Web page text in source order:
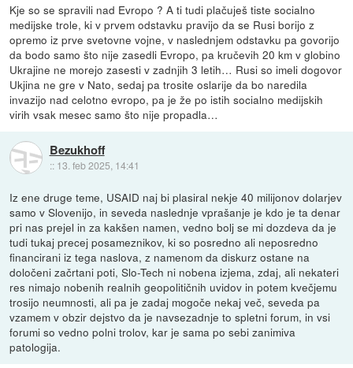
Kje so se spravili nad Evropo ? A ti tudi plačuješ tiste socialno
medijske trole, ki v prvem odstavku pravijo da se Rusi borijo z
opremo iz prve svetovne vojne, v naslednjem odstavku pa govorijo
da bodo samo što nije zasedli Evropo, pa kručevih 20 km v globino
Ukrajine ne morejo zasesti v zadnjih 3 letih… Rusi so imeli dogovor
Ukjina ne gre v Nato, sedaj pa trosite oslarije da bo naredila
invazijo nad celotno evropo, pa je že po istih socialno medijskih
virih vsak mesec samo što nije propadla…
Bezukhoff
:: 13. feb 2025, 14:41
Iz ene druge teme, USAID naj bi plasiral nekje 40 milijonov dolarjev
samo v Slovenijo, in seveda naslednje vprašanje je kdo je ta denar
pri nas prejel in za kakšen namen, vedno bolj se mi dozdeva da je
tudi tukaj precej posameznikov, ki so posredno ali neposredno
financirani iz tega naslova, z namenom da diskurz ostane na
določeni začrtani poti, Slo-Tech ni nobena izjema, zdaj, ali nekateri
res nimajo nobenih realnih geopolitičnih uvidov in potem kvečjemu
trosijo neumnosti, ali pa je zadaj mogoče nekaj več, seveda pa
vzamem v obzir dejstvo da je navsezadnje to spletni forum, in vsi
forumi so vedno polni trolov, kar je sama po sebi zanimiva
patologija.